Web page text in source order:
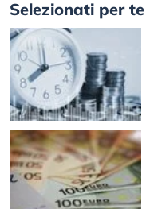
Selezionati per te